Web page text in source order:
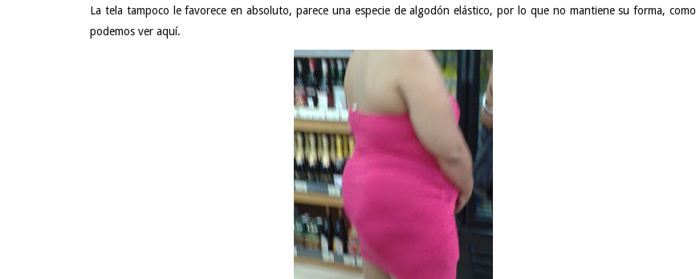
La tela tampoco le favorece en absoluto, parece una especie de algodón elástico, por lo que no mantiene su forma, como
podemos ver aquí.